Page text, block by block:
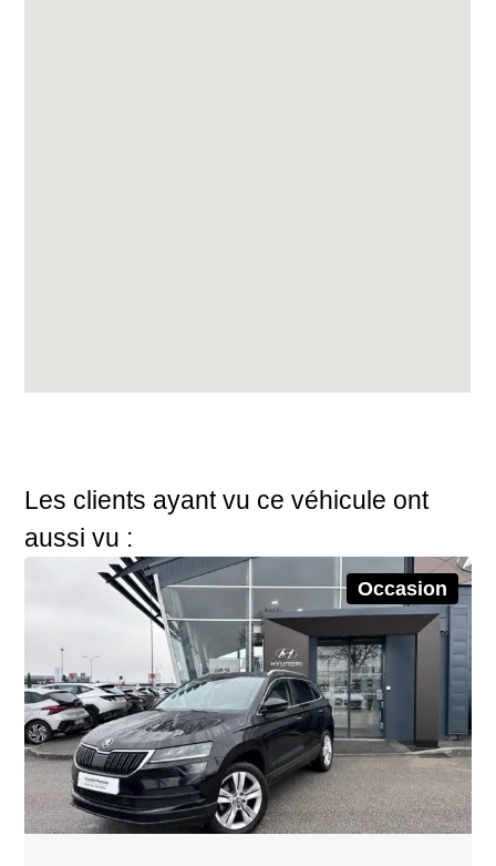
Les clients ayant vu ce véhicule ont
aussi vu :
Occasion